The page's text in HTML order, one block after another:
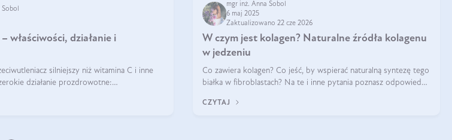
właściwości, działanie i
silniejszy niż witamina C i inne
działanie prozdrowotne:
mgr inż. Anna Sobol
6 maj 2025
Zaktualizowano 22 cze 2026
W czym jest kolagen? Naturalne źródła kolagenu
w jedzeniu
Co zawiera kolagen? Co jeść, by wspierać naturalną syntezę tego
białka w fibroblastach? Na te i inne pytania poznasz odpowiedź
CZYTAJ